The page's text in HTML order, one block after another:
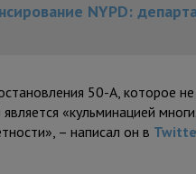
NYPD:
50-А, которое
«кульминацией
– написал он в